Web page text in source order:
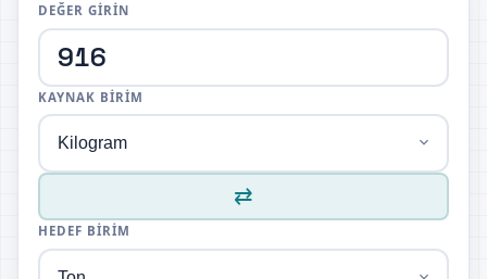
DEĞER GIRIN
KAYNAK BIRIM
⇄
HEDEF BIRIM